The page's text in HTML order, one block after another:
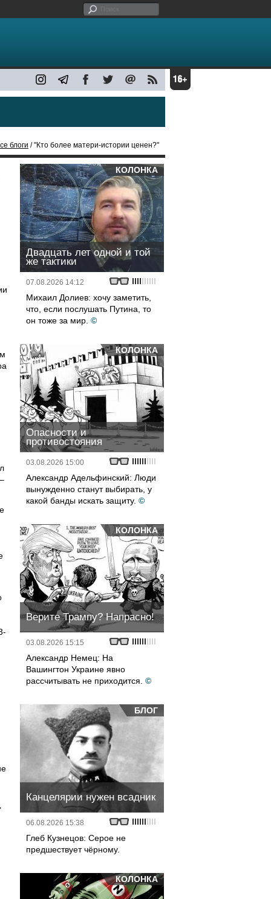
блоги / "Кто более матери-истории ценен?"
КОЛОНКА
Двадцать лет одной и той
же тактики
07.08.2026 14:12
Михаил Долиев: хочу заметить,
что, если послушать Путина, то
он тоже за мир. ©
КОЛОНКА
Опасности и
противостояния
03.08.2026 15:00
Александр Адельфинский: Люди
вынужденно станут выбирать, у
какой банды искать защиту. ©
КОЛОНКА
Верите Трампу? Напрасно!
03.08.2026 15:15
Александр Немец: На
Вашингтон Украине явно
рассчитывать не приходится. ©
БЛОГ
Канцелярии нужен всадник
06.08.2026 15:38
Глеб Кузнецов: Серое не
предшествует чёрному.
КОЛОНКА